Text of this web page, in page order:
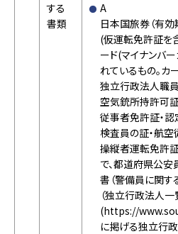
する
書類
A
日本国旅券（有
(仮運転免許証を
ード(マイナンバ
れているもの。カ
独立行政法人職員
空気銃所持許可
従事者免許証・
検査員の証・航
操縦者運転免許
で、都道府県公
書（警備員に関
（独立行政法人一
(https://
に掲げる独立行政